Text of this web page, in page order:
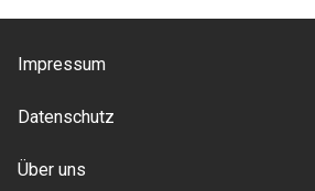
Impressum
Datenschutz
Über uns